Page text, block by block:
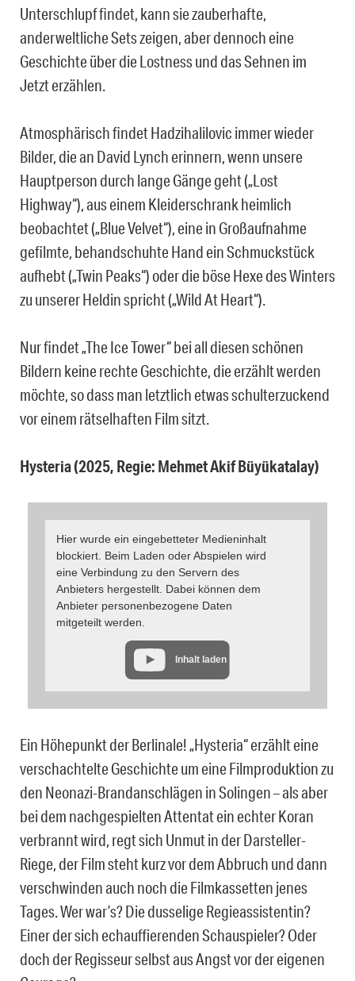
Unterschlupf findet, kann sie zauberhafte,
anderweltliche Sets zeigen, aber dennoch eine
Geschichte über die Lostness und das Sehnen im
Jetzt erzählen.
Atmosphärisch findet Hadzihalilovic immer wieder
Bilder, die an David Lynch erinnern, wenn unsere
Hauptperson durch lange Gänge geht („Lost
Highway“), aus einem Kleiderschrank heimlich
beobachtet („Blue Velvet“), eine in Großaufnahme
gefilmte, behandschuhte Hand ein Schmuckstück
aufhebt („Twin Peaks“) oder die böse Hexe des Winters
zu unserer Heldin spricht („Wild At Heart“).
Nur findet „The Ice Tower“ bei all diesen schönen
Bildern keine rechte Geschichte, die erzählt werden
möchte, so dass man letztlich etwas schulterzuckend
vor einem rätselhaften Film sitzt.
Hysteria (2025, Regie: Mehmet Akif Büyükatalay)
Hier wurde ein eingebetteter Medieninhalt
blockiert. Beim Laden oder Abspielen wird
eine Verbindung zu den Servern des
Anbieters hergestellt. Dabei können dem
Anbieter personenbezogene Daten
mitgeteilt werden.
Inhalt laden
Ein Höhepunkt der Berlinale! „Hysteria“ erzählt eine
verschachtelte Geschichte um eine Filmproduktion zu
den Neonazi-Brandanschlägen in Solingen – als aber
bei dem nachgespielten Attentat ein echter Koran
verbrannt wird, regt sich Unmut in der Darsteller-
Riege, der Film steht kurz vor dem Abbruch und dann
verschwinden auch noch die Filmkassetten jenes
Tages. Wer war’s? Die dusselige Regieassistentin?
Einer der sich echauffierenden Schauspieler? Oder
doch der Regisseur selbst aus Angst vor der eigenen